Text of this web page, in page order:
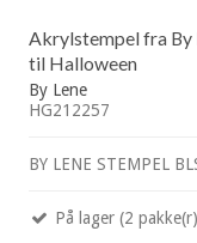
Akrylstempel fra By
til Halloween
By Lene
HG212257
BY LENE STEMPEL
På lager (2